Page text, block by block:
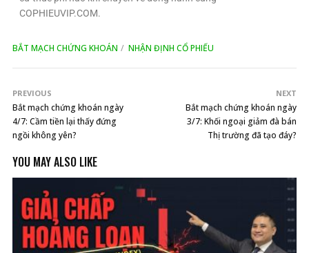
COPHIEUVIP.COM.
BẮT MẠCH CHỨNG KHOÁN NHẬN ĐỊNH CỔ PHIẾU
PREVIOUS
Bắt mạch chứng khoán ngày
4/7: Cầm tiền lại thấy đứng
ngồi không yên?
NEXT
Bắt mạch chứng khoán ngày
3/7: Khối ngoại giảm đà bán
Thị trường đã tạo đáy?
YOU MAY ALSO LIKE